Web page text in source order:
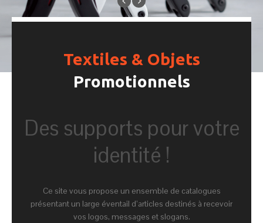
Textiles & Objets
Promotionnels
Des supports pour votre
identité !
Ce site vous propose un ensemble de catalogues
présentant un large éventail d’articles destinés à recevoir
vos logos, messages et slogans.